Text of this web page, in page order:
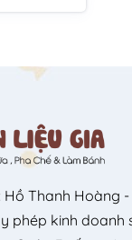
Thanh Hoàng -
phép kinh doanh